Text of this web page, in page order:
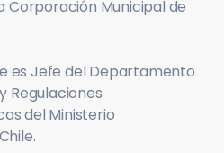
Corporación Municipal de
es Jefe del Departamento
Regulaciones
del Ministerio